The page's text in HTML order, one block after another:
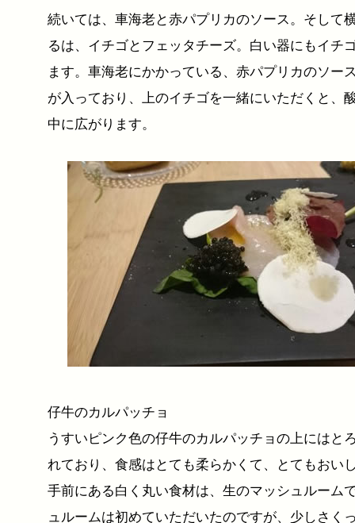
続いては、車海老と赤パプリカのソース。そして
るは、イチゴとフェッタチーズ。白い器にもイチ
ます。車海老にかかっている、赤パプリカのソー
が入っており、上のイチゴを一緒にいただくと、
中に広がります。
仔牛のカルパッチョ
うすいピンク色の仔牛のカルパッチョの上にはと
れており、食感はとても柔らかくて、とてもおい
手前にある白く丸い食材は、生のマッシュルーム
ュルームは初めていただいたのですが、少しさく